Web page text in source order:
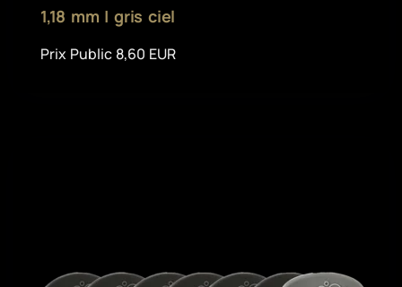
1,18 mm | gris ciel
Prix Public 8,60 EUR